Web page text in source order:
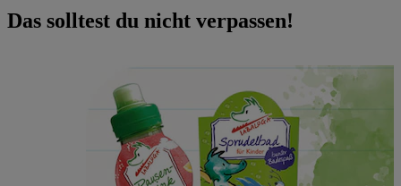
Das solltest du nicht verpassen!